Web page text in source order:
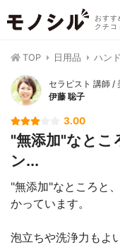
おすす
クチコ
TOP 日用品 ハン
セラピスト 講師 /
伊藤 聡子
3.00
"無添加"なとこ
ン...
"無添加"なところと
かっています。
泡立ちや洗浄力もよ